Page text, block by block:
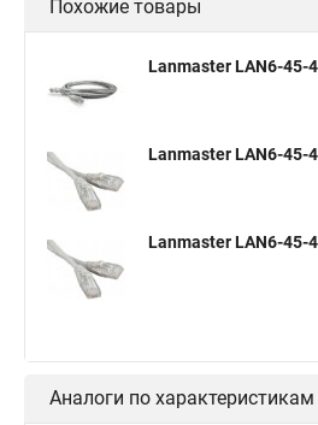
Похожие товары
Lanmaster LAN6-45-
Lanmaster LAN6-45-
Lanmaster LAN6-45-
Аналоги по характеристикам